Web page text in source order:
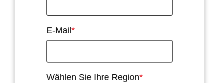
E-Mail *
Wählen Sie Ihre Region*